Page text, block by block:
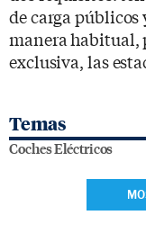
de carga públicos
manera habitual,
exclusiva, las
Temas
Coches Eléctricos